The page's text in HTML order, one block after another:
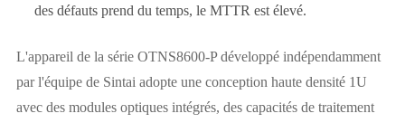
des défauts prend du temps, le MTTR est élevé.
L'appareil de la série OTNS8600-P développé indépendamment
par l'équipe de Sintai adopte une conception haute densité 1U
avec des modules optiques intégrés, des capacités de traitement